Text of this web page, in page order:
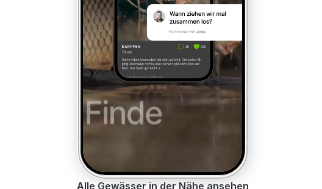
Alle Gewässer in der Nähe ansehen